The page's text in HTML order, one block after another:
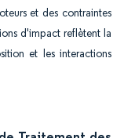
et des contraintes
d'impact reflètent la
et les interactions